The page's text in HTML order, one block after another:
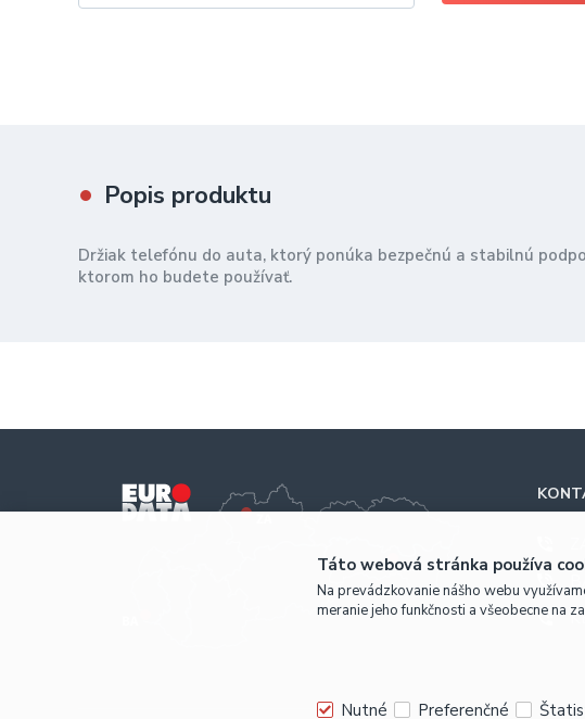
Popis produktu
Držiak telefónu do auta, ktorý ponúka bezpečnú a stabilnú
ktorom ho budete používať.
Táto webová stránka používa
Na prevádzkovanie nášho webu
meranie jeho funkčnosti a všeobecne na
Nutné Preferenčné